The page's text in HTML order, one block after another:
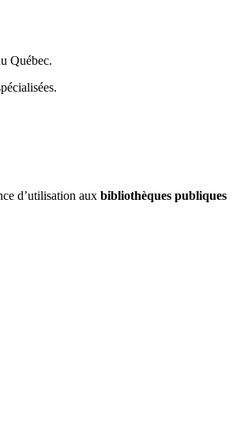
Québec.
d’utilisation aux bibliothèques publiques